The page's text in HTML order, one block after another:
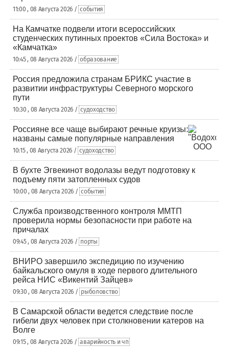
11:00 , 08 Августа 2026 / события
На Камчатке подвели итоги всероссийских
студенческих путинных проектов «Сила Востока» и
«Камчатка»
10:45 , 08 Августа 2026 / образование
Россия предложила странам БРИКС участие в
развитии инфраструктуры Северного морского
пути
10:30 , 08 Августа 2026 / судоходство
Россияне все чаще выбирают речные круизы:
названы самые популярные направления
10:15 , 08 Августа 2026 / судоходство
В бухте Эгвекинот водолазы ведут подготовку к
подъему пяти затопленных судов
10:00 , 08 Августа 2026 / события
Служба производственного контроля ММТП
проверила нормы безопасности при работе на
причалах
09:45 , 08 Августа 2026 / порты
ВНИРО завершило экспедицию по изучению
байкальского омуля в ходе первого длительного
рейса НИС «Викентий Зайцев»
09:30 , 08 Августа 2026 / рыболовство
В Самарской области ведется следствие после
гибели двух человек при столкновении катеров на
Волге
09:15 , 08 Августа 2026 / аварийность и чп